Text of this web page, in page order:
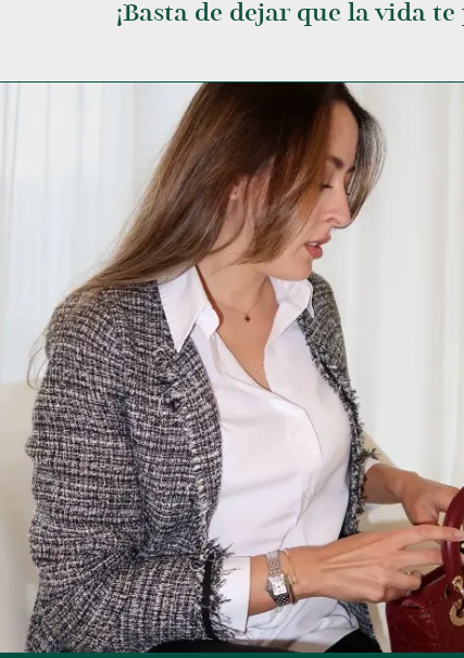
¡Basta de dejar que la vida